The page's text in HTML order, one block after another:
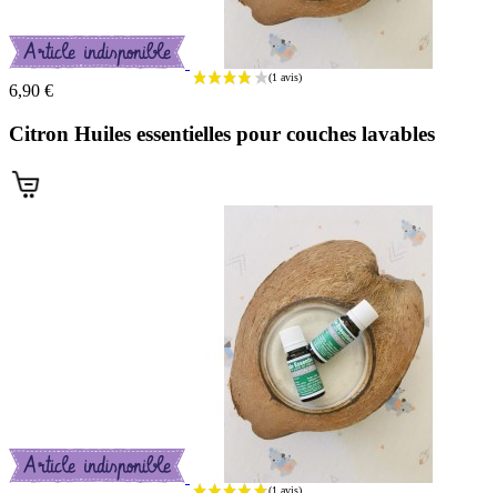
6,90 €
Citron Huiles essentielles pour couches lavables